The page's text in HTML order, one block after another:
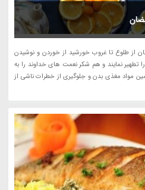
از طلوع تا غروب خورشید از خوردن و نوشیدن
نمایند و هم شکر نعمت های خداوند را به
مواد مغذی بدن و جلوگیری از خطرات ناشی از